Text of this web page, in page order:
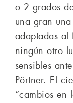
o 2 grados
una gran
adaptadas al
ningún otro
sensibles
Pörtner. El
“cambios en